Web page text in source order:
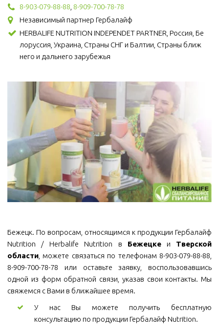
8-903-079-88-88 8-909-700-78-78
Независимый партнер Гербалайф
HERBALIFE NUTRITION INDEPENDET PARTNER, Россия, Бе
лоруссия, Украина, Страны СНГ и Балтии, Страны ближ
него и дальнего зарубежья
Бежецк. По вопросам, относящимся к продукции Гербалайф
Nutrition / Herbalife Nutrition в Бежецкеи Тверской
области, можете связаться по телефонам 8-903-079-88-88,
8-909-700-78-78 или оставьте заявку, воспользовавшись
одной из форм обратной связи, указав свои контакты. Мы
свяжемся с Вами в ближайшее время.
У нас Вы можете получить бесплатную
консультацию по продукции Гербалайф Nutrition.